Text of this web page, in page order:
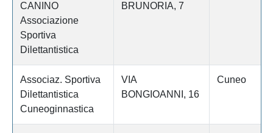
CANINO
Associazione
Sportiva
Dilettantistica
BRUNORIA, 7
Associaz. Sportiva
Dilettantistica
Cuneoginnastica
VIA
BONGIOANNI, 16
Cuneo